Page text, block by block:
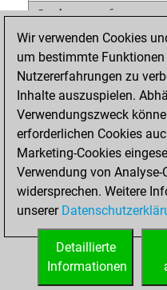
Springeropfer
Bauernopfer
Matt auf vollem Brett
Bauer setzt Matt
Erstickte Matts
Türme auf der
STARTSEITE
Wir verwenden Cookies
um bestimmte
Nutzererfahrungen zu
Inhalte auszuspielen.
Verwendungszweck
erforderlichen Cookies
Marketing-Cookies
Verwendung von
widersprechen. Weitere
unserer
Detaillierte
Informationen